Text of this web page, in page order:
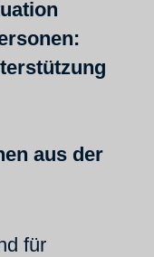
aus der
für